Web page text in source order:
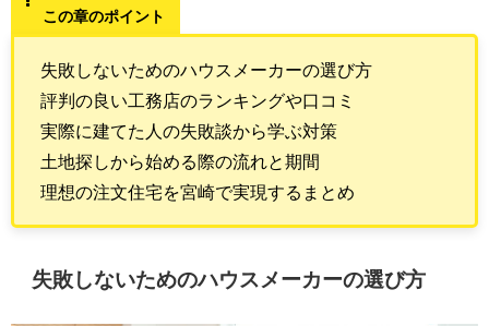
この章のポイント
失敗しないためのハウスメーカーの選び方
評判の良い工務店のランキングや口コミ
実際に建てた人の失敗談から学ぶ対策
土地探しから始める際の流れと期間
理想の注文住宅を宮崎で実現するまとめ
失敗しないためのハウスメーカーの選び方